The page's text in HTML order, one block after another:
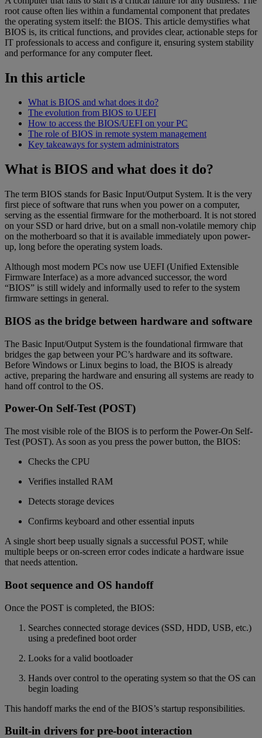
root cause often lies within a fundamental component that predates
the operating system itself: the BIOS. This article demystifies what
BIOS is, its critical functions, and provides clear, actionable steps for
IT professionals to access and configure it, ensuring system stability
and performance for any computer fleet.
In this article
What is BIOS and what does it do?
The evolution from BIOS to UEFI
How to access the BIOS/UEFI on your PC
The role of BIOS in remote system management
Key takeaways for system administrators
What is BIOS and what does it do?
The term BIOS stands for Basic Input/Output System. It is the very
first piece of software that runs when you power on a computer,
serving as the essential firmware for the motherboard. It is not stored
on your SSD or hard drive, but on a small non-volatile memory chip
on the motherboard so that it is available immediately upon power-
up, long before the operating system loads.
Although most modern PCs now use UEFI (Unified Extensible
Firmware Interface) as a more advanced successor, the word
“BIOS” is still widely and informally used to refer to the system
firmware settings in general.
BIOS as the bridge between hardware and software
The Basic Input/Output System is the foundational firmware that
bridges the gap between your PC’s hardware and its software.
Before Windows or Linux begins to load, the BIOS is already
active, preparing the hardware and ensuring all systems are ready to
hand off control to the OS.
Power-On Self-Test (POST)
The most visible role of the BIOS is to perform the Power-On Self-
Test (POST). As soon as you press the power button, the BIOS:
Checks the CPU
Verifies installed RAM
Detects storage devices
Confirms keyboard and other essential inputs
A single short beep usually signals a successful POST, while
multiple beeps or on-screen error codes indicate a hardware issue
that needs attention.
Boot sequence and OS handoff
Once the POST is completed, the BIOS:
Searches connected storage devices (SSD, HDD, USB, etc.)
using a predefined boot order
Looks for a valid bootloader
Hands over control to the operating system so that the OS can
begin loading
This handoff marks the end of the BIOS’s startup responsibilities.
Built-in drivers for pre-boot interaction